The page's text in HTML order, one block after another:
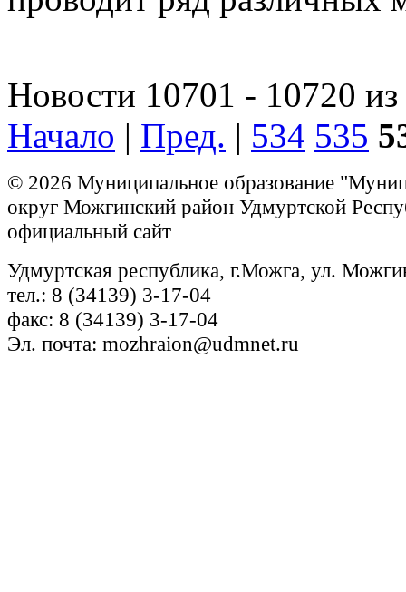
Новости 10701 - 10720
Начало | Пред. | 534 535
© 2026 Муниципальное образование
округ Можгинский район Удмуртской
официальный сайт
Удмуртская республика, г.Можга, ул.
тел.: 8 (34139) 3-17-04
факс: 8 (34139) 3-17-04
Эл. почта: mozhraion@udmnet.ru